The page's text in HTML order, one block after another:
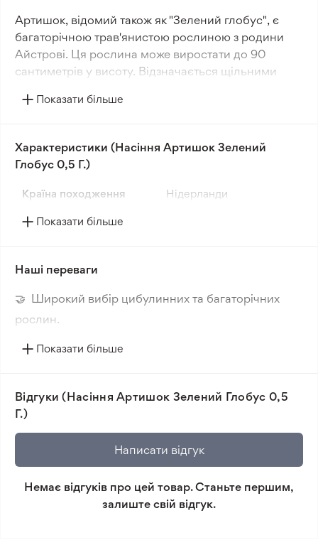
Артишок, відомий також як "Зелений глобус", є
багаторічною трав'янистою рослиною з родини
Айстрові. Ця рослина може виростати до 90
сантиметрів у висоту. Відзначається щільними
другий рік кількість суцвіть зростає до десяти-
дванадцяти. Суцвіття артишока широко відомі
завдяки своїм властивостям.
"Зелений глобус" вважається одним з найбільш
насичений зелений колір, що робить їх візуально
Показати більше
Характеристики (Насіння Артишок Зелений
Глобус 0,5 Г.)
Країна походження Нідерланди
Показати більше
Наші переваги
🤝 Широкий вибір цибулинних та багаторічних
рослин.
🔥 Нові сорти. Цікаві новинки кожного сезону.
🛡️ Захист покупок. Повернення коштів за товар, що
не відповідає очікуванням, згідно з умовами
Мінімальне замовлення 300 грн.
Показати більше
Відгуки (Насіння Артишок Зелений Глобус 0,5
Г.)
Написати відгук
Немає відгуків про цей товар. Станьте першим,
залиште свій відгук.